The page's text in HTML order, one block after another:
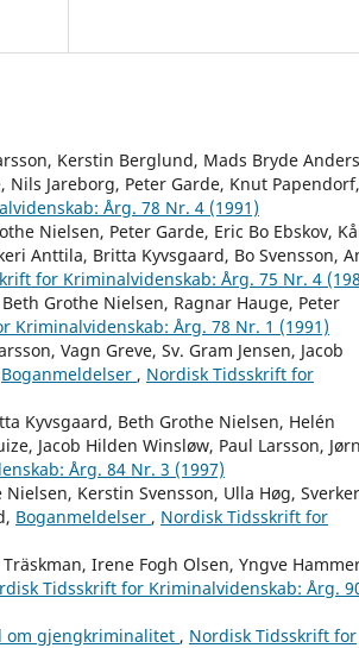
Kerstin Berglund, Mads Bryde
Jareborg, Peter Garde, Knut Papendorf,
Årg. 78 Nr. 4 (1991)
Nielsen, Peter Garde, Eric Bo Ebskov,
Anttila, Britta Kyvsgaard, Bo Svensson,
for Kriminalvidenskab: Årg. 75 Nr. 4
Grothe Nielsen, Ragnar Hauge, Peter
Kriminalvidenskab: Årg. 78 Nr. 1 (1991)
Vagn Greve, Sv. Gram Jensen, Jacob
Boganmeldelser , Nordisk Tidsskrift for
Kyvsgaard, Beth Grothe Nielsen, Helén
Jacob Hilden Winsløw, Paul Larsson, Jørn
Årg. 84 Nr. 3 (1997)
Kerstin Svensson, Ulla Høg, Sverker
Boganmeldelser , Nordisk Tidsskrift for
Irene Fogh Olsen, Yngve
Tidsskrift for Kriminalvidenskab: Årg.
om gjengkriminalitet , Nordisk Tidsskrift for